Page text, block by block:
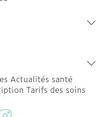
Actualités santé
Tarifs des soins